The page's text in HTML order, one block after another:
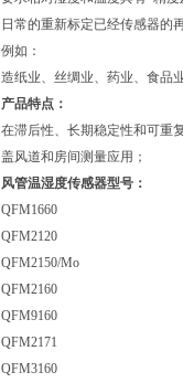
日常的重新标定已经传感器的
例如：
造纸业、丝绸业、药业、食品
产品特点：
在滞后性、长期稳定性和可重
盖风道和房间测量应用；
风管温湿度传感器型号：
QFM1660
QFM2120
QFM2150/Mo
QFM2160
QFM9160
QFM2171
QFM3160